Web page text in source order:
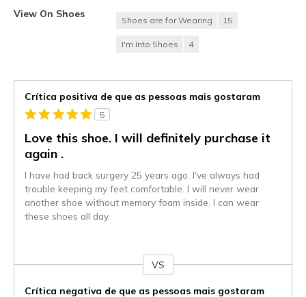
View On Shoes
Shoes are for Wearing 15
I'm Into Shoes 4
Crítica positiva de que as pessoas mais gostaram
5
Love this shoe. I will definitely purchase it
again .
I have had back surgery 25 years ago. I've always had
trouble keeping my feet comfortable. I will never wear
another shoe without memory foam inside. I can wear
these shoes all day.
VS
Crítica negativa de que as pessoas mais gostaram